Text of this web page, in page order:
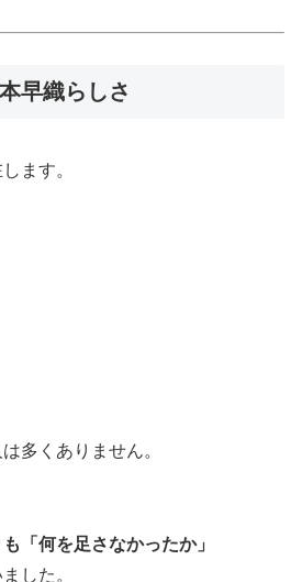
早織らしさ
ます。
多くありません。
「何を足さなかったか」
した。